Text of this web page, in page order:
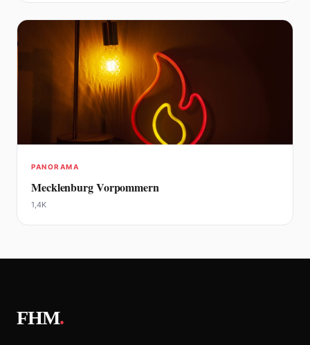
PANORAMA
Mecklenburg Vorpommern
1,4K
FHM.